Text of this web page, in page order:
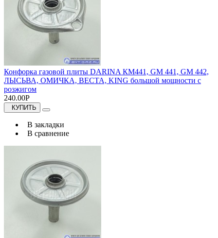
Конфорка газовой плиты DARINA КМ441, GM 441, GM 442,
ЛЫСЬВА, ОМИЧКА, ВЕСТА, KING большой мощности с
розжигом
240.00Р
КУПИТЬ
В закладки
В сравнение